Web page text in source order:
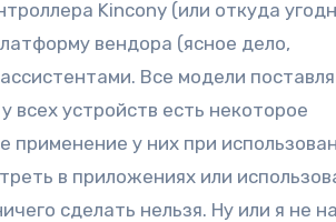
Kincony (или откуда
вендора (ясное дело,
Все модели
всех устройств есть некоторое
применение у них при
в приложениях или
сделать нельзя. Ну или я не